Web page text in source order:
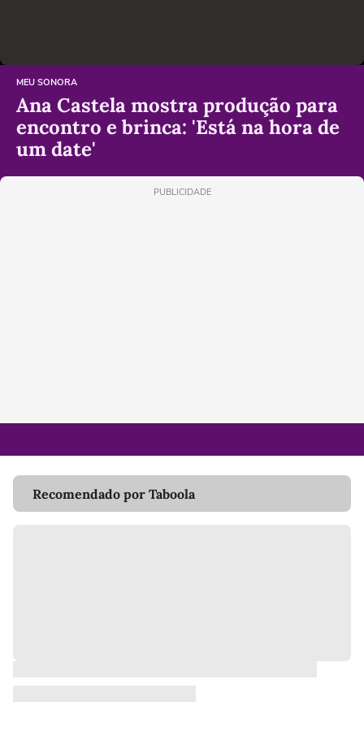
MEU SONORA
Ana Castela mostra produção para
encontro e brinca: 'Está na hora de
um date'
PUBLICIDADE
Recomendado por Taboola